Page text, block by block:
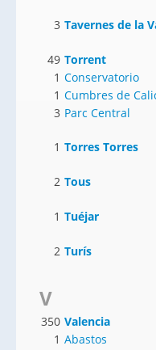
3 Tavernes de la
49 Torrent
1 Conservatorio
1 Cumbres de
3 Parc Central
1 Torres Torres
2 Tous
1 Tuéjar
2 Turís
V
350 Valencia
1 Abastos